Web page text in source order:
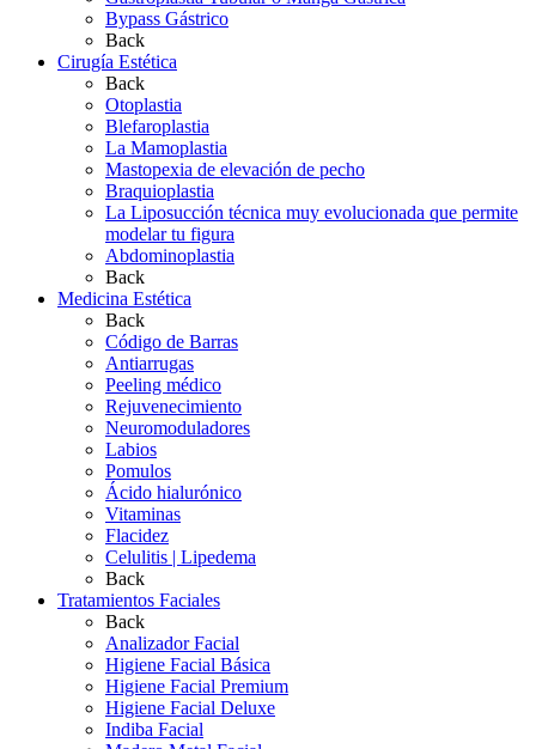
Bypass Gástrico
Back
Cirugía Estética
Back
Otoplastia
Blefaroplastia
La Mamoplastia
Mastopexia de elevación de pecho
Braquioplastia
La Liposucción técnica muy evolucionada que permite
modelar tu figura
Abdominoplastia
Back
Medicina Estética
Back
Código de Barras
Antiarrugas
Peeling médico
Rejuvenecimiento
Neuromoduladores
Labios
Pomulos
Ácido hialurónico
Vitaminas
Flacidez
Celulitis | Lipedema
Back
Tratamientos Faciales
Back
Analizador Facial
Higiene Facial Básica
Higiene Facial Premium
Higiene Facial Deluxe
Indiba Facial